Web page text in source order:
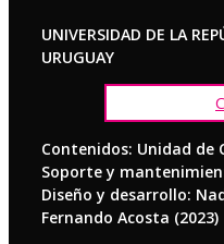
UNIVERSIDAD DE LA
URUGUAY
Contenidos: Unidad de
Soporte y
Diseño y desarrollo:
Fernando Acosta (2023)